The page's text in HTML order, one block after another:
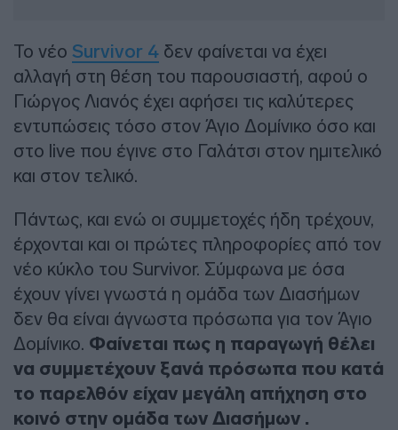
Το νέο Survivor 4 δεν φαίνεται να έχει
αλλαγή στη θέση του παρουσιαστή, αφού ο
Γιώργος Λιανός έχει αφήσει τις καλύτερες
εντυπώσεις τόσο στον Άγιο Δομίνικο όσο και
στο live που έγινε στο Γαλάτσι στον ημιτελικό
και στον τελικό.
Πάντως, και ενώ οι συμμετοχές ήδη τρέχουν,
έρχονται και οι πρώτες πληροφορίες από τον
νέο κύκλο του Survivor. Σύμφωνα με όσα
έχουν γίνει γνωστά η ομάδα των Διασήμων
δεν θα είναι άγνωστα πρόσωπα για τον Άγιο
Δομίνικο. Φαίνεται πως η παραγωγή θέλει
να συμμετέχουν ξανά πρόσωπα που κατά
το παρελθόν είχαν μεγάλη απήχηση στο
κοινό στην ομάδα των Διασήμων .